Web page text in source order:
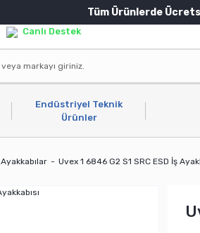
Tüm Ürünlerde
Canlı Destek
Endüstriyel Teknik
Ürünler
Ayakkabılar Uvex 1 6846 G2 S1 SRC ESD İş